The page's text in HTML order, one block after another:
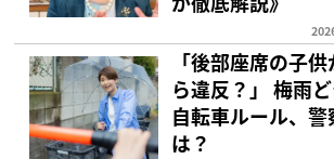
「後部座席の子
ら違反？」 梅雨
自転車ルール、
は？